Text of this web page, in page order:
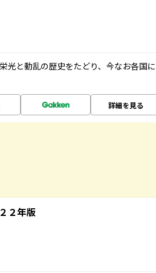
光と動乱の歴史をたどり、今なお各国に
詳細を見る
２年版